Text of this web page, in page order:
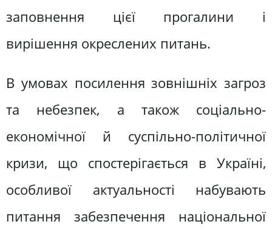
заповнення цієї прогалини і
вирішення окреслених питань.
В умовах посилення зовнішніх загроз
та небезпек, а також соціально-
економічної й суспільно-політичної
кри­зи, що спостерігається в Україні,
особливої актуальності набувають
питання забезпе­чення національної